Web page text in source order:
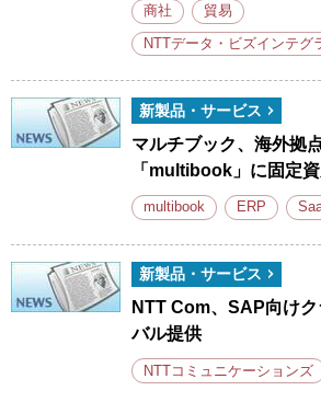
商社 貿易
NTTデータ・ビズインテグ
新製品・サービス
マルチブック、海外拠
「multibook」に固定
multibook ERP
新製品・サービス
NTT Com、SAP向け
バル提供
NTTコミュニケーションズ